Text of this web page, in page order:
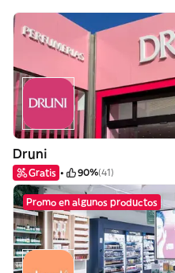
Druni
Gratis 90%(41)
Promo en algunos productos